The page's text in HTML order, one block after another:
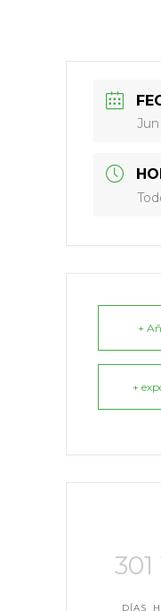
+
+
301
DÍAS